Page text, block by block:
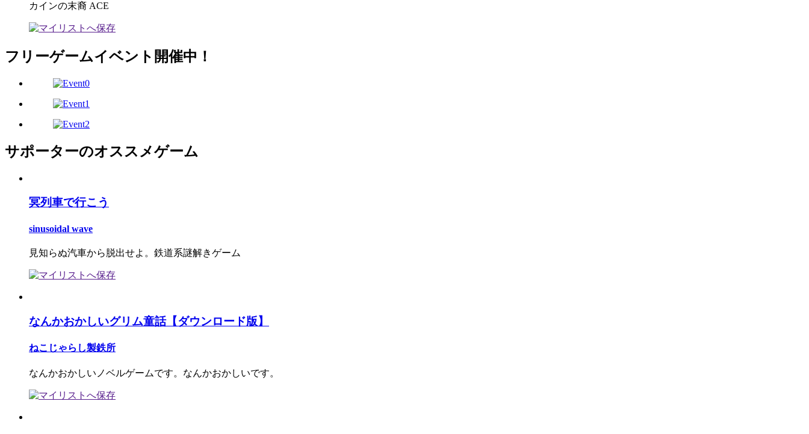
カインの末裔 ACE
フリーゲームイベント開催中！
サポーターのオススメゲーム
冥列車で行こう
sinusoidal wave
見知らぬ汽車から脱出せよ。鉄道系謎解きゲーム
なんかおかしいグリム童話【ダウンロード版】
ねこじゃらし製鉄所
なんかおかしいノベルゲームです。なんかおかしいです。